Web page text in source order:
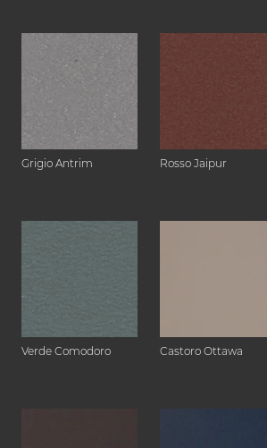
Grigio Antrim Rosso Jaipur
Verde Comodoro Castoro Ottawa